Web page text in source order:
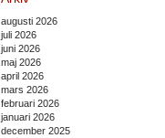
augusti 2026
juli 2026
juni 2026
maj 2026
april 2026
mars 2026
februari 2026
januari 2026
december 2025